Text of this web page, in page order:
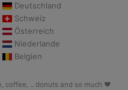
Deutschland
Schweiz
Österreich
Niederlande
Belgien
coffee, .. donuts and so much ♥